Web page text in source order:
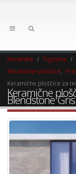
Keramika
Trgovina
Keramične ploščice
Keramične ploščice za
Keramične
Blendstone Gris